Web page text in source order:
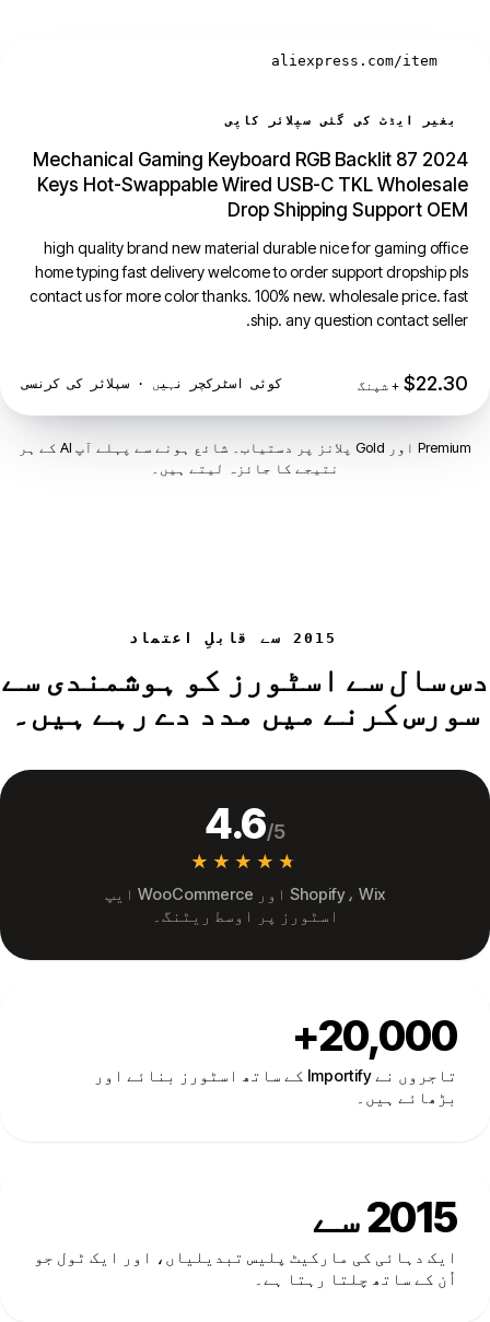
aliexpress.com/item
بغیر ایڈٹ کی گئی سپلائر کاپی
2024 Mechanical Gaming Keyboard RGB Backlit 87
Keys Hot-Swappable Wired USB-C TKL Wholesale
Drop Shipping Support OEM
high quality brand new material durable nice for gaming office
home typing fast delivery welcome to order support dropship pls
contact us for more color thanks. 100% new. wholesale price. fast
ship. any question contact seller.
$22.30 + شپنگ کوئی اسٹرکچر نہیں · سپلائر کی کرنسی
Premium اور Gold پلانز پر دستیاب۔ شائع ہونے سے پہلے آپ AI کے ہر
نتیجے کا جائزہ لیتے ہیں۔
2015 سے قابلِ اعتماد
دس سال سے اسٹورز کو ہوشمندی سے
سورس کرنے میں مدد دے رہے ہیں۔
4.6/5
★★★★★
★★★★★
Shopify، Wix اور WooCommerce ایپ
اسٹورز پر اوسط ریٹنگ۔
20,000+
تاجروں نے Importify کے ساتھ اسٹورز بنائے اور
بڑھائے ہیں۔
2015 سے
ایک دہائی کی مارکیٹ پلیس تبدیلیاں، اور ایک ٹول جو
اُن کے ساتھ چلتا رہتا ہے۔